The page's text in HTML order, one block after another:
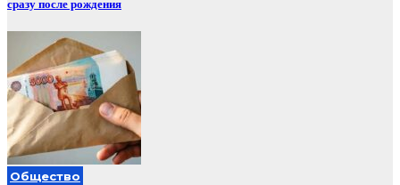
сразу после рождения
Общество